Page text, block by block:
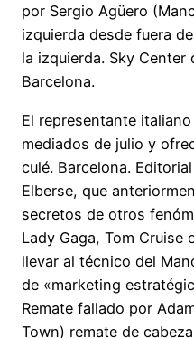
por Sergio Agüero
izquierda desde fuera
la izquierda. Sky Center
Barcelona.
El representante
mediados de julio y
culé. Barcelona.
Elberse, que
secretos de otros
Lady Gaga, Tom Cruise
llevar al técnico del
de «marketing
Remate fallado por
Town) remate de